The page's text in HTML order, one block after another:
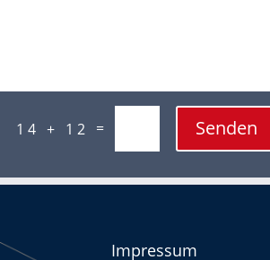
14 + 12 = Senden
Impressum